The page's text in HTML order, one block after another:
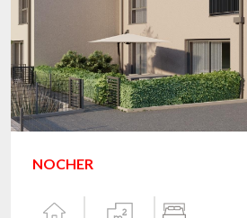
NOCHER